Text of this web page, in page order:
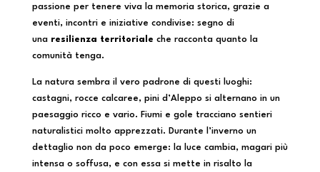
passione per tenere viva la memoria storica, grazie a
eventi, incontri e iniziative condivise: segno di
una resilienza territoriale che racconta quanto la
comunità tenga.
La natura sembra il vero padrone di questi luoghi:
castagni, rocce calcaree, pini d’Aleppo si alternano in un
paesaggio ricco e vario. Fiumi e gole tracciano sentieri
naturalistici molto apprezzati. Durante l’inverno un
dettaglio non da poco emerge: la luce cambia, magari più
intensa o soffusa, e con essa si mette in risalto la